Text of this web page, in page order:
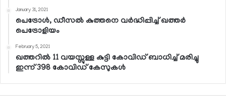
January 31, 2021
പെട്രോള്‍, ഡീസല്‍ കുത്തനെ വര്‍ദ്ധിപ്പിച്ച് ഖത്തര്‍
പെട്രോളിയം
February 5, 2021
ഖത്തറില്‍ 11 വയസ്സുള്ള കുട്ടി കോവിഡ് ബാധിച്ച് മരിച്ചു
ഇന്ന് 398 കോവിഡ് കേസുകള്‍